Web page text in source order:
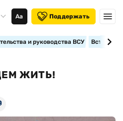
Аа Поддержать
и руководства ВСУ
ЖИТЬ!